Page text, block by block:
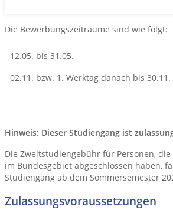
Die Bewerbungszeiträume sind wie
12.05. bis 31.05.
02.11. bzw. 1. Werktag danach bis 30.11.
Hinweis: Dieser Studiengang ist
Die Zweitstudiengebühr für Personen,
im Bundesgebiet abgeschlossen haben,
Studiengang ab dem Sommersemester
Zulassungsvoraussetzungen